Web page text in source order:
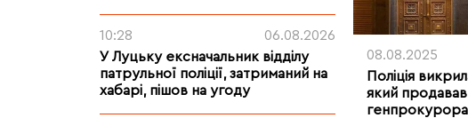
10:28
06.08.2026
У Луцьку ексначальник відділу
патрульної поліції, затриманий на
хабарі, пішов на угоду
08.08.2025
Поліція
який
генпрокурора